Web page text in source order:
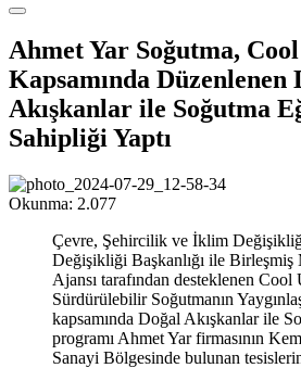
Ahmet Yar Soğutma,
Kapsamında Düzenlenen
Akışkanlar ile Soğutma
Sahipliği Yaptı
Okunma: 2.077
Çevre, Şehircilik ve İklim
Değişikliği Başkanlığı ile Birleşmiş
Ajansı tarafından desteklenen
Sürdürülebilir Soğutmanın
kapsamında Doğal Akışkanlar ile
programı Ahmet Yar firmasının
Sanayi Bölgesinde bulunan